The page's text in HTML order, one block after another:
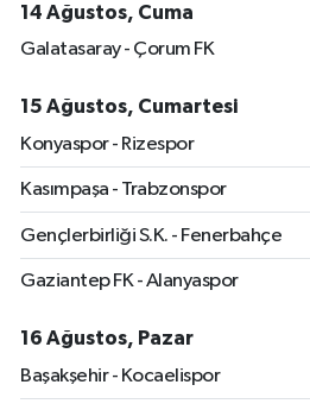
14 Ağustos, Cuma
Galatasaray - Çorum FK
15 Ağustos, Cumartesi
Konyaspor - Rizespor
Kasımpaşa - Trabzonspor
Gençlerbirliği S.K. - Fenerbahçe
Gaziantep FK - Alanyaspor
16 Ağustos, Pazar
Başakşehir - Kocaelispor